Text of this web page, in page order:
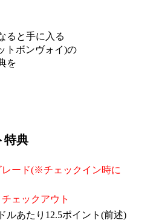
ると手に入る
トボンヴォイ)の
を
特典
ード(※チェックイン時に
ェックアウト
ルあたり12.5ポイント(前述)